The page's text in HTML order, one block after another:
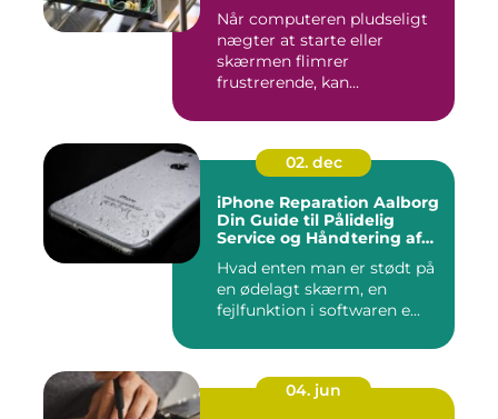
Når computeren pludseligt
nægter at starte eller
skærmen flimrer
frustrerende, kan...
02. dec
iPhone Reparation Aalborg
Din Guide til Pålidelig
Service og Håndtering af
Hvad enten man er stødt på
en ødelagt skærm, en
fejlfunktion i softwaren e...
04. jun